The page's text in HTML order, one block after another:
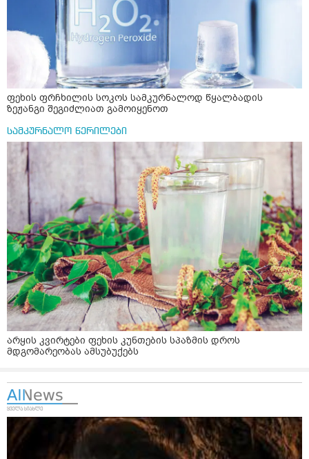
ფეხის ფრჩხილის სოკოს სამკურნალოდ წყალბადის
ზეჟანგი შეგიძლიათ გამოიყენოთ
სამკურნალო წერილები
არყის კვირტები ფეხის კუნთების სპაზმის დროს
მდგომარეობას ამსუბუქებს